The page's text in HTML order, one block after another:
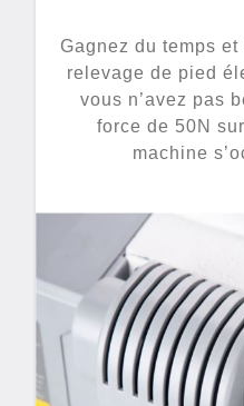
Gagnez du temps
relevage de pied
vous n’avez pas
force de 50N
machine